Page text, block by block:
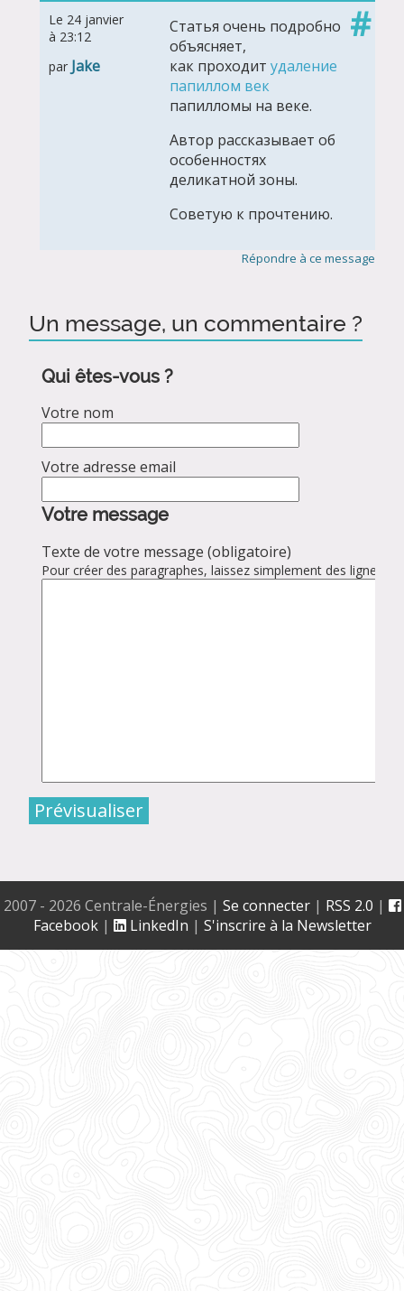
Le 24 janvier
à 23:12
par Jake
Статья очень подробно
объясняет,
как проходит удаление
папиллом век
папилломы на веке.
Автор рассказывает об
особенностях
деликатной зоны.
Советую к прочтению.
#
Répondre à ce message
Un message, un commentaire ?
Qui êtes-vous ?
Votre nom
Votre adresse email
Votre message
Texte de votre message (obligatoire)
Pour créer des paragraphes, laissez simplement des lignes
2007 - 2026 Centrale-Énergies | Se connecter| RSS 2.0 |
Facebook| LinkedIn | S'inscrire à la Newsletter